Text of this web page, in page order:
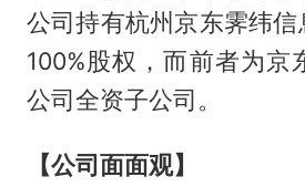
公司持有杭州京东霁纬信
100%股权，而前者为京
公司全资子公司。
【公司面面观】